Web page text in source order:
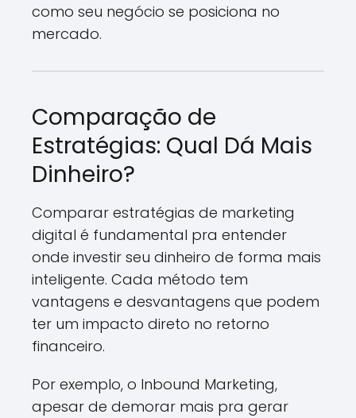
como seu negócio se posiciona no
mercado.
Comparação de
Estratégias: Qual Dá Mais
Dinheiro?
Comparar estratégias de marketing
digital é fundamental pra entender
onde investir seu dinheiro de forma mais
inteligente. Cada método tem
vantagens e desvantagens que podem
ter um impacto direto no retorno
financeiro.
Por exemplo, o Inbound Marketing,
apesar de demorar mais pra gerar